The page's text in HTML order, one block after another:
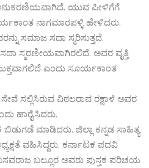
ಯುವ ಪೀಳಿಗೆಗೆ
ನಾಗಮಾರಪಳ್ಳಿ ಹೇಳಿದರು.
ಸಮಾಜ ಸದಾ ಸ್ಮರಿಸುತ್ತದೆ.
ಸ್ಮರಣೀಯವಾಗಿರಲಿದೆ. ಅವರ ವೃತ್ತಿ
ಎಂದು ಸೂರ್ಯಕಾಂತ
ಸಲ್ಲಿಸಿರುವ ವಿಠಲರಾವ ರಕ್ಷಾಳೆ ಅವರ
ಹಾರೈಸಿದರು.
ಮಾಡಿದರು. ಜಿಲ್ಲಾ ಕನ್ನಡ ಸಾಹಿತ್ಯ
ವಹಿಸಿದ್ದರು. ಕರ್ನಾಟಕ ಪದವಿ
ಬಲ್ಲೂರ ಅವರು ಪುಸ್ತಕ ಪರಿಚಯ